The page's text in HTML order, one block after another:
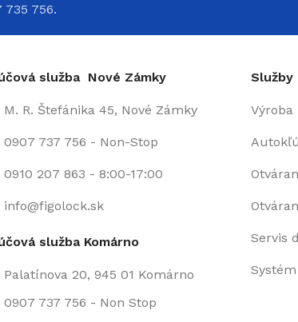
756.
služba Nové Zámky
M. R. Štefánika 45, Nové Zámky
0907 737 756 - Non-Stop
0910 207 863 - 8:00-17:00
info@figolock.sk
služba Komárno
Palatínova 20, 945 01 Komárno
0907 737 756 - Non Stop
Služby
Servis